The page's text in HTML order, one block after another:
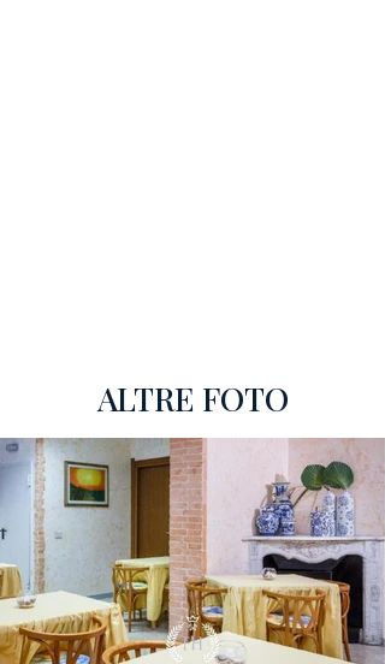
ALTRE FOTO